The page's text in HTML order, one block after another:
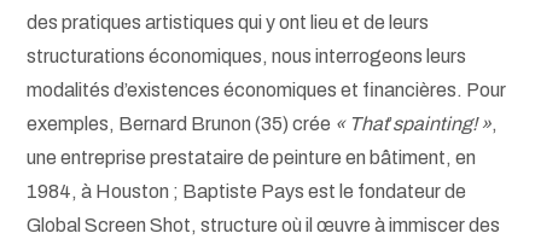
des pratiques artistiques qui y ont lieu et de leurs
structurations économiques, nous interrogeons leurs
modalités d’existences économiques et financières. Pour
exemples, Bernard Brunon (35) crée « That’spainting! »,
une entreprise prestataire de peinture en bâtiment, en
1984, à Houston ; Baptiste Pays est le fondateur de
Global Screen Shot, structure où il œuvre à immiscer des